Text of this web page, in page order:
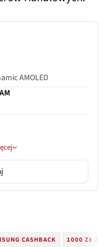
AMOLED
CASHBACK 1000 ZŁ